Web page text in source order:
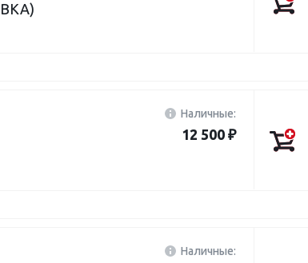
Наличные:
12 500 ₽
Наличные: